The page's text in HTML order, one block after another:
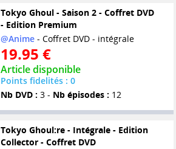
Tokyo Ghoul - Saison 2 - Coffret DVD
- Edition Premium
@Anime- Coffret DVD - intégrale
19.95 €
Article disponible
Points fidelités : 0
Nb DVD : 3 - Nb épisodes : 12
Tokyo Ghoul:re - Intégrale - Edition
Collector - Coffret DVD